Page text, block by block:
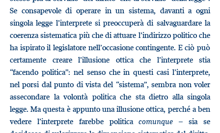
Se consapevole di operare in un sistema, davanti a ogni
singola legge l’interprete si preoccuperà di salvaguardare la
coerenza sistematica più che di attuare l’indirizzo politico che
ha ispirato il legislatore nell’occasione contingente. E ciò può
certamente creare l’illusione ottica che l’interprete stia
“facendo politica”: nel senso che in questi casi l’interprete,
nel porsi dal punto di vista del “sistema”, sembra non voler
assecondare la volontà politica che sta dietro alla singola
legge. Ma questa è appunto una illusione ottica, perché a ben
vedere l’interprete farebbe politicacomunque– sia se